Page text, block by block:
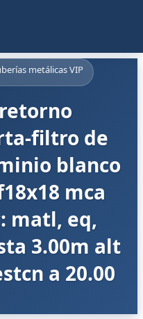
metálicas VIP
filtro de
blanco
mca
matl, eq,
3.00m alt
a 20.00